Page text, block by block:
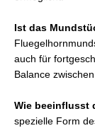
Ist das
auch für
Balance
Wie beeinflusst
spezielle Form